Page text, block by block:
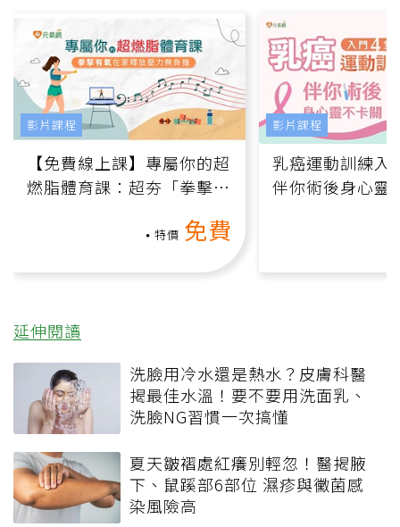
【免費線上課】專屬你的超
燃脂體育課：超夯「拳擊有
特價 免費
影片課程
乳癌運動訓練入
伴你術後身心靈
影片課程
延伸閱讀
洗臉用冷水還是熱水？皮膚科醫
揭最佳水溫！要不要用洗面乳、
洗臉NG習慣一次搞懂
夏天皺褶處紅癢別輕忽！醫揭腋
下、鼠蹊部6部位 濕疹與黴菌感
染風險高